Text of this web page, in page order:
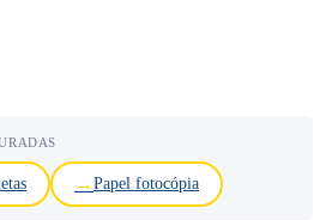
Papel fotocópia